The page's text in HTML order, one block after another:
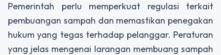
Pemerintah perlu memperkuat regulasi terkait
pembuangan sampah dan memastikan penegakan
hukum yang tegas terhadap pelanggar. Peraturan
yang jelas mengenai larangan membuang sampah